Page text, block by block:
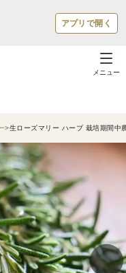
アプリで開く
メニュー
生ローズマリー ハーブ 栽培期間中